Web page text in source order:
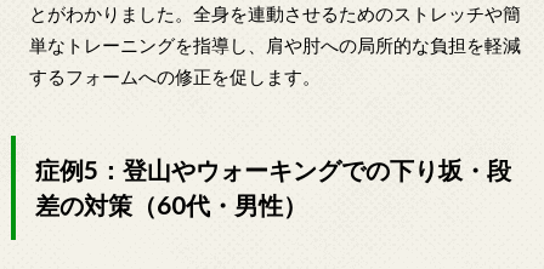
とがわかりました。全身を連動させるためのストレッチや簡
単なトレーニングを指導し、肩や肘への局所的な負担を軽減
するフォームへの修正を促します。
症例5：登山やウォーキングでの下り坂・段
差の対策（60代・男性）